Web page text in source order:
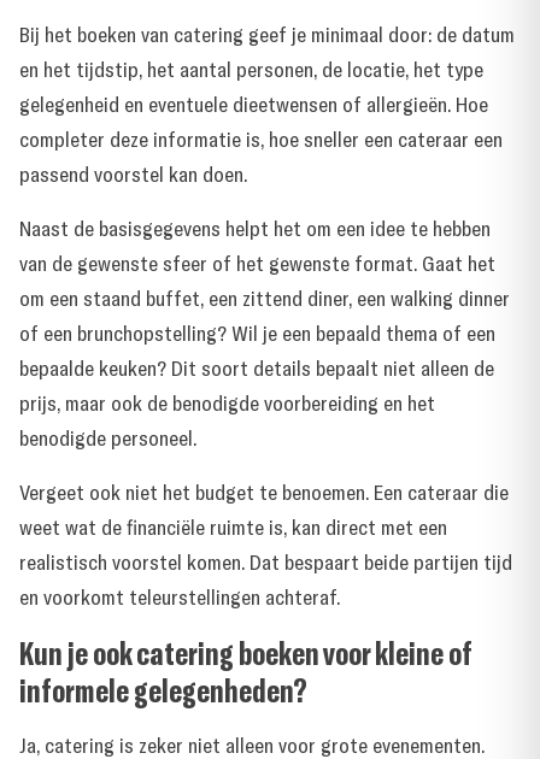
Bij het boeken van catering geef je minimaal door: de datum
en het tijdstip, het aantal personen, de locatie, het type
gelegenheid en eventuele dieetwensen of allergieën. Hoe
completer deze informatie is, hoe sneller een cateraar een
passend voorstel kan doen.
Naast de basisgegevens helpt het om een idee te hebben
van de gewenste sfeer of het gewenste format. Gaat het
om een staand buffet, een zittend diner, een walking dinner
of een brunchopstelling? Wil je een bepaald thema of een
bepaalde keuken? Dit soort details bepaalt niet alleen de
prijs, maar ook de benodigde voorbereiding en het
benodigde personeel.
Vergeet ook niet het budget te benoemen. Een cateraar die
weet wat de financiële ruimte is, kan direct met een
realistisch voorstel komen. Dat bespaart beide partijen tijd
en voorkomt teleurstellingen achteraf.
Kun je ook catering boeken voor kleine of
informele gelegenheden?
Ja, catering is zeker niet alleen voor grote evenementen.